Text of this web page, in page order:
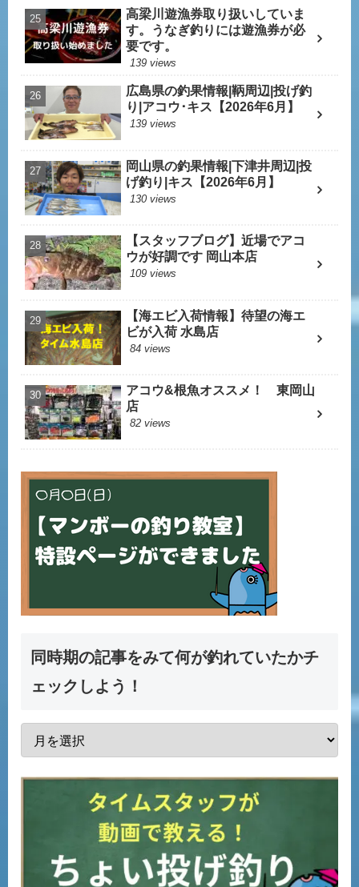
高梁川遊漁券取り扱いしていま
す。うなぎ釣りには遊漁券が必
要です。
139 views
広島県の釣果情報|鞆周辺|投げ釣
り|アコウ･キス【2026年6月】
139 views
岡山県の釣果情報|下津井周辺|投
げ釣り|キス【2026年6月】
130 views
【スタッフブログ】近場でアコ
ウが好調です 岡山本店
109 views
【海エビ入荷情報】待望の海エ
ビが入荷 水島店
84 views
アコウ&根魚オススメ！ 東岡山
店
82 views
同時期の記事をみて何が釣れていたかチ
ェックしよう！